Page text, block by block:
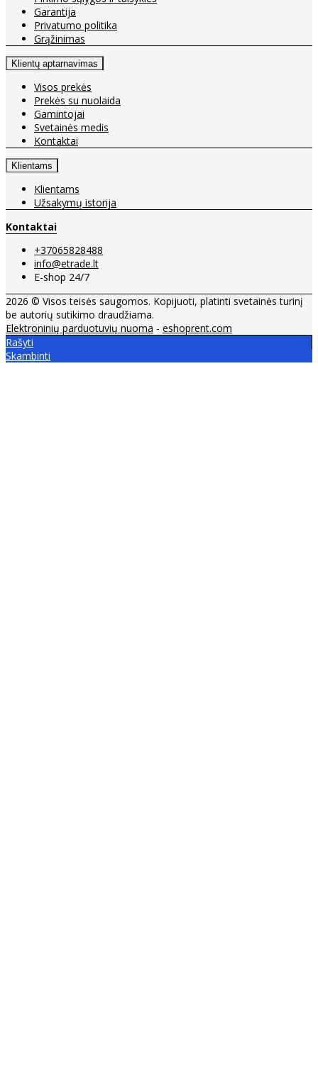
Garantija
Privatumo politika
Grąžinimas
Klientų aptarnavimas
Visos prekės
Prekės su nuolaida
Gamintojai
Svetainės medis
Kontaktai
Klientams
Klientams
Užsakymų istorija
Kontaktai
+37065828488
info@etrade.lt
E-shop 24/7
2026 © Visos teisės saugomos. Kopijuoti, platinti svetainės turinį
be autorių sutikimo draudžiama.
Elektroninių parduotuvių nuoma - eshoprent.com
Rašyti
Skambinti